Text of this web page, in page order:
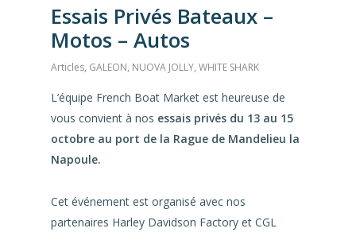
Essais Privés Bateaux –
Motos – Autos
Articles, GALEON, NUOVA JOLLY, WHITE SHARK
L’équipe French Boat Market est heureuse de
vous convient à nos essais privés du 13 au 15
octobre au port de la Rague de Mandelieu la
Napoule.
Cet événement est organisé avec nos
partenaires Harley Davidson Factory et CGL